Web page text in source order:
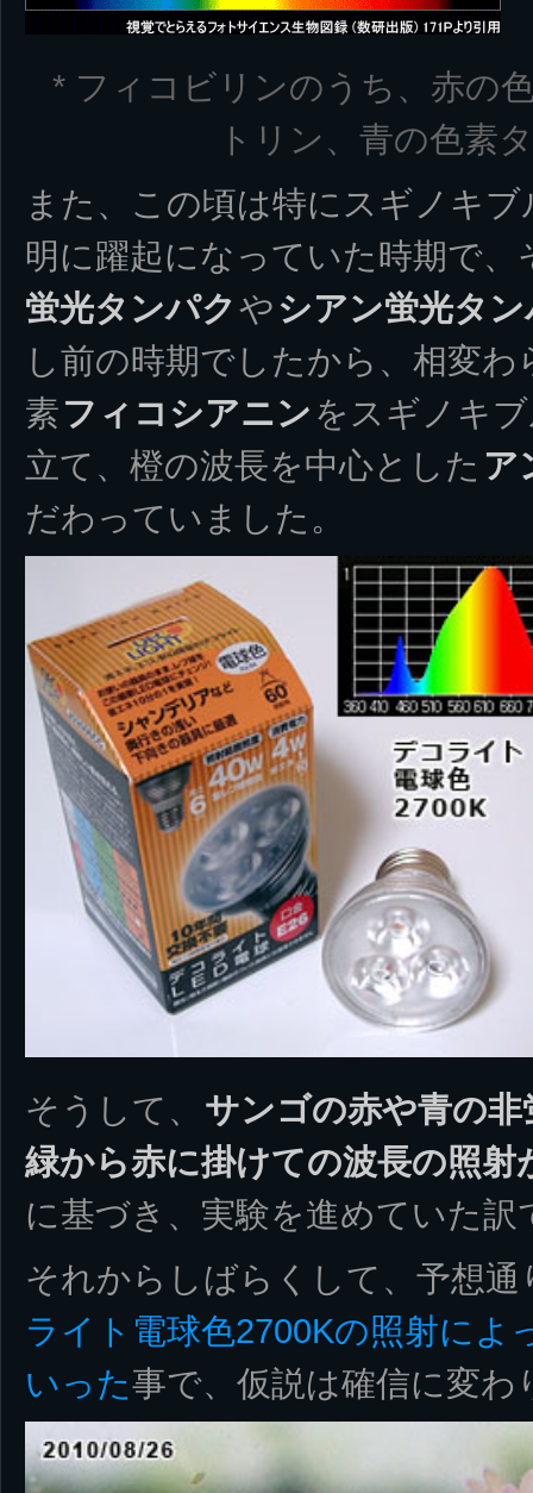
* フィコビリンのうち、赤の
トリン、青の色素
また、この頃は特にスギノキ
明に躍起になっていた時期で、
蛍光タンパク や シアン蛍光タ
し前の時期でしたから、相変
素フィコシアニン をスギノキ
立て、橙の波長を中心とした ア
だわっていました。
そうして、 サンゴの赤や青の
緑から赤に掛けての波長の照射
に基づき、実験を進めていた訳
それからしばらくして、予想通
ライト電球色2700Kの照射によ
いった事で、仮説は確信に変わ